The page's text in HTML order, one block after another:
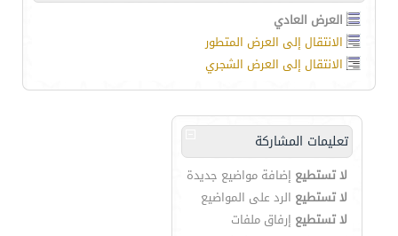
العرض العادي
الانتقال إلى العرض المتطور
الانتقال إلى العرض الشجري
تعليمات المشاركة
لا تستطيع إضافة مواضيع جديدة
لا تستطيع الرد على المواضيع
لا تستطيع إرفاق ملفات